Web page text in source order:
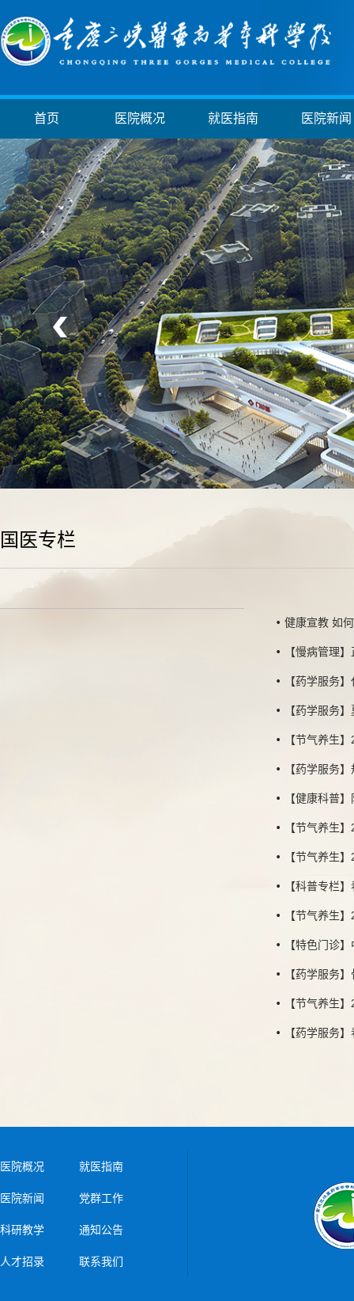
首页 医院概况 就医指南 医院新闻
国医专栏
健康宣教 如
【慢病管理
【药学服务
【药学服务
【节气养生
【药学服务
【健康科普
【节气养生
【节气养生
【科普专栏
【节气养生
【特色门诊
【药学服务
【节气养生
【药学服务
医院概况 就医指南
医院新闻 党群工作
科研教学 通知公告
人才招录 联系我们